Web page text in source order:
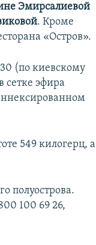
Эмирсалиевой
. Кроме
«Остров».
(по киевскому
эфира
549 килогерц, а
полуострова.
100 69 26,